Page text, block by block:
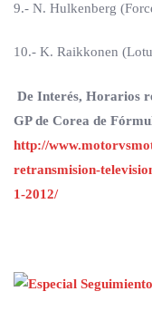
9.- N. Hulkenberg
10.- K. Raikkonen
De Interés, Horarios
GP de Corea de
http://
retransmision-
1-2012/